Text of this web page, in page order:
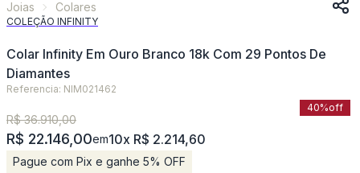
Joias Colares
COLEÇÃO INFINITY
Colar Infinity Em Ouro Branco 18k Com 29 Pontos De
Diamantes
Referencia: NIM021462
40%off
R$ 36.910,00
R$ 22.146,00em10x R$ 2.214,60
Pague com Pix e ganhe 5% OFF